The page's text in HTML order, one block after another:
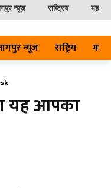
न्यूज़ राष्ट्रिय
न्यूज़ राष्ट्रिय
यह आपका